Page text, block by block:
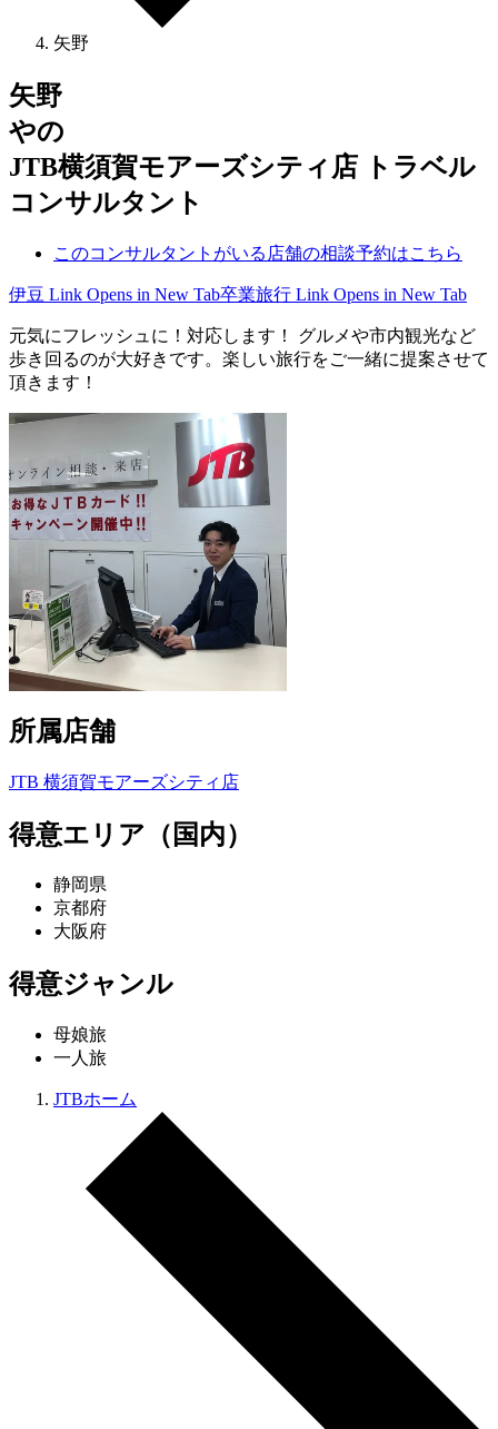
矢野
矢野
やの
JTB横須賀モアーズシティ店 トラベル
コンサルタント
このコンサルタントがいる店舗の相談予約はこちら
伊豆 Link Opens in New Tab卒業旅行 Link Opens in New Tab
元気にフレッシュに！対応します！ グルメや市内観光など
歩き回るのが大好きです。楽しい旅行をご一緒に提案させて
頂きます！
所属店舗
JTB 横須賀モアーズシティ店
得意エリア（国内）
静岡県
京都府
大阪府
得意ジャンル
母娘旅
一人旅
JTBホーム